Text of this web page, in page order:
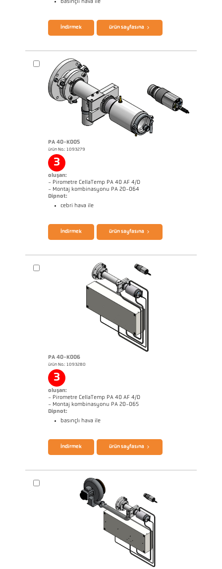
basınçlı hava ile
broşür CellaTemp PA
İndirmek ürün sayfasına
PA 40-K005
ürün No.: 1093279
3
oluşan:
- Pirometre CellaTemp PA 40 AF 4/D
- Montaj kombinasyonu PA 20-064
Dipnot:
cebri hava ile
İndirmek ürün sayfasına
PA 40-K006
ürün No.: 1093280
3
oluşan:
- Pirometre CellaTemp PA 40 AF 4/D
- Montaj kombinasyonu PA 20-065
Dipnot:
basınçlı hava ile
broşür CellaTemp PA
İndirmek ürün sayfasına